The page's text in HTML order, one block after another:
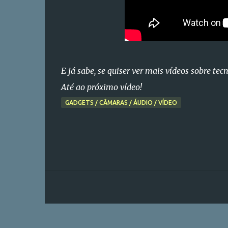
E já sabe, se quiser ver mais vídeos sobre
Até ao próximo vídeo!
GADGETS / CÂMARAS / ÁUDIO / VÍDEO